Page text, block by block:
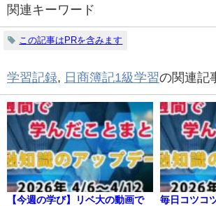
関連キーワード
この記事はPRを含みます
学習記録, 日商簿記1級学習の関連記
【今週の学び】リベ大の動画で
毎日コツコ